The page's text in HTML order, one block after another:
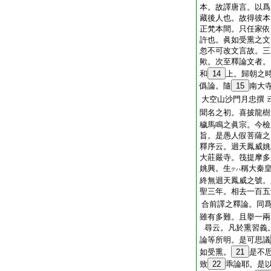
本。故譯唐言。以爲
藏後人也。故得彼
正梵本間。只任家
許也。眞如受熏之
忽不可改文言故。
歟。次至釋論文者
和
14 上。歸朝之
僞論。隨
15 南大
大空山沙門月忠撰
聞名之初。喜披龍
穢馬鳴之眞宗。今
旨。是愚人假菩薩
釋序云。迴天鳳威
大莊嚴寺。筏提摩
姚興。生テハ稱大秦
終無迴天鳳威之號
聖三年。相去一百
合前譯之釋論。同
雖有多難。且擧一
尋云。凡於熏習義
論等所明。是可思議
如受熏。
21 是不
致 22 乖論耶。是